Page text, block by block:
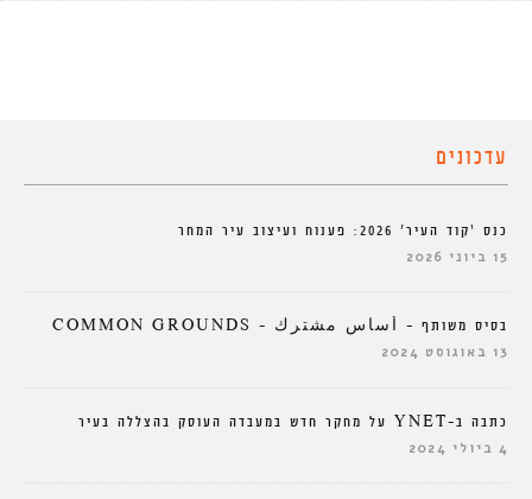
עדכונים
כנס ‘קוד העיר’ 2026: פענוח ועיצוב עיר המחר
15 ביוני 2026
בסיס משותף – أساس مشترك – COMMON GROUNDS
13 באוגוסט 2024
כתבה ב-YNET על מחקר חדש במעבדה העוסק בהצללה בעיר
4 ביולי 2024